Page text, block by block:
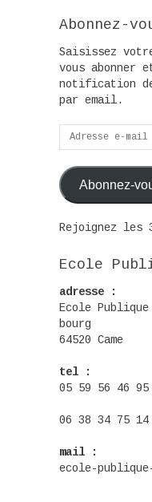
Abonnez-
Saisissez
vous abonner
notification
par email.
Adresse
e-
mail
Abonnez-
Rejoignez les
Ecole
adresse :
Ecole Publique
bourg
64520 Came
tel :
05 59 56 46 95
06 38 34 75
mail :
ecole-publique-